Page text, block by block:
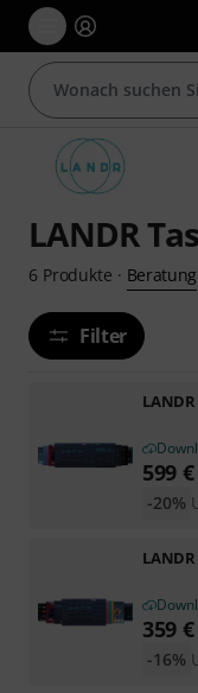
LANDR
6 Produkte · Beratung
Filter
LANDR
599 €
-20%
LANDR
359 €
-16%